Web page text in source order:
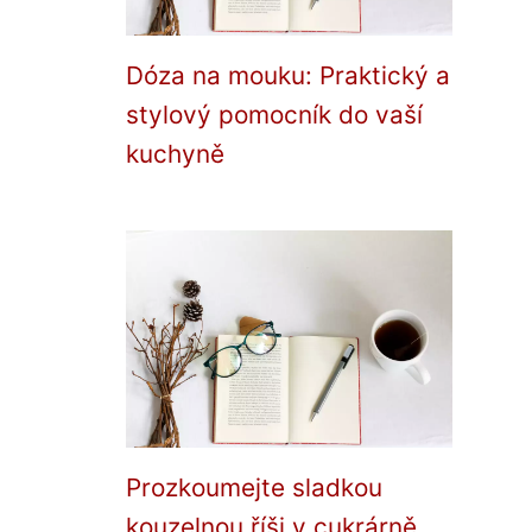
Dóza na mouku: Praktický a
stylový pomocník do vaší
kuchyně
Prozkoumejte sladkou